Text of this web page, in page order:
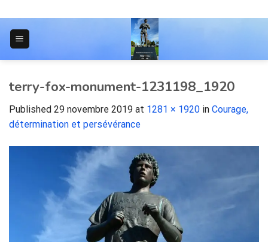
to
content
terry-fox-monument-1231198_1920
Published 29 novembre 2019 at 1281 × 1920 in Courage,
détermination et persévérance